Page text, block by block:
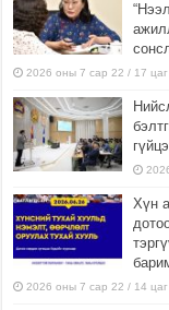
2026 оны 7 сар 22 / 17
Хүн
2026 оны 7 сар 22 / 14